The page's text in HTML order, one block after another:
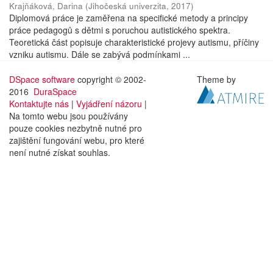
Krajňáková, Darina (Jihočeská univerzita, 2017)
Diplomová práce je zaměřena na specifické metody a principy
práce pedagogů s dětmi s poruchou autistického spektra.
Teoretická část popisuje charakteristické projevy autismu, příčiny
vzniku autismu. Dále se zabývá podmínkami ...
DSpace software copyright © 2002-
2016 DuraSpace
Kontaktujte nás | Vyjádření názoru |
Na tomto webu jsou používány
pouze cookies nezbytně nutné pro
zajištění fungování webu, pro které
není nutné získat souhlas.
Theme by